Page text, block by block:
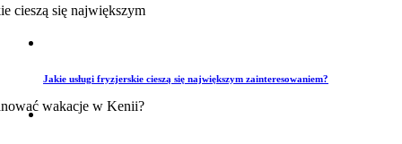
Jakie usługi fryzjerskie cieszą się największym zainteresowaniem?